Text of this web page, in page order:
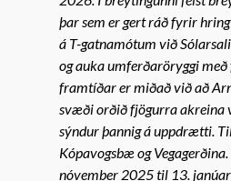
þar sem er gert ráð fyrir
á T-gatnamótum við
og auka umferðaröryggi
framtíðar er miðað við að
svæði orðið fjögurra akreina
sýndur þannig á uppdrætti.
Kópavogsbæ og
nóvember 2025 til 13.